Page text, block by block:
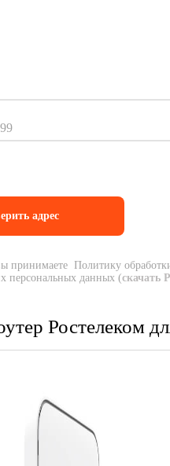
принимаете Политику
персональных данных (скачать
Ростелеком